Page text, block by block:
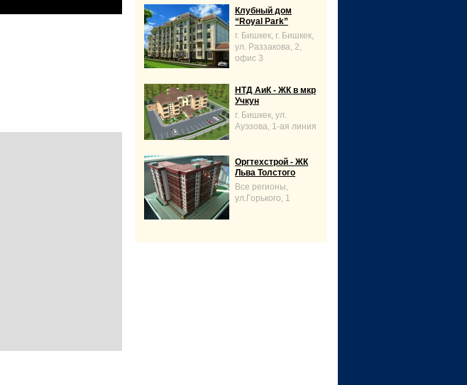
Клубный дом
“Royal Park”
г. Бишкек, г. Бишкек,
ул. Раззакова, 2,
офис 3
НТД АиК - ЖК в мкр
Учкун
г. Бишкек, ул.
Ауэзова, 1-ая линия
Оргтехстрой - ЖК
Льва Толстого
Все регионы,
ул.Горького, 1